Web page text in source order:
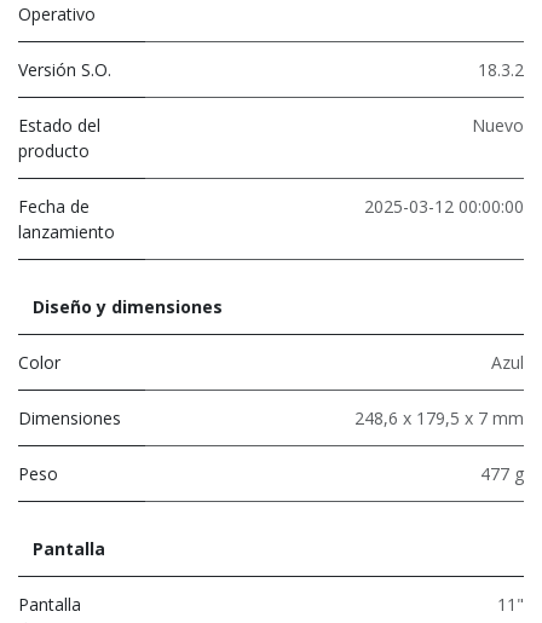
Operativo
Versión S.O. 18.3.2
Estado del
producto
Nuevo
Fecha de
lanzamiento
2025-03-12 00:00:00
Diseño y dimensiones
Color Azul
Dimensiones 248,6 x 179,5 x 7 mm
Peso 477 g
Pantalla
Pantalla
11"